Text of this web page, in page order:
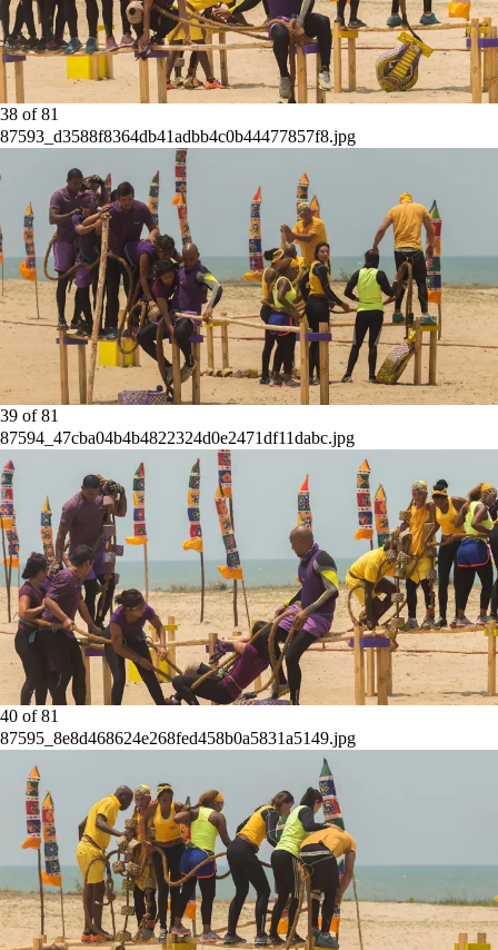
38 of81
87593_d3588f8364db41adbb4c0b44477857f8.jpg
39 of81
87594_47cba04b4b4822324d0e2471df11dabc.jpg
40 of81
87595_8e8d468624e268fed458b0a5831a5149.jpg